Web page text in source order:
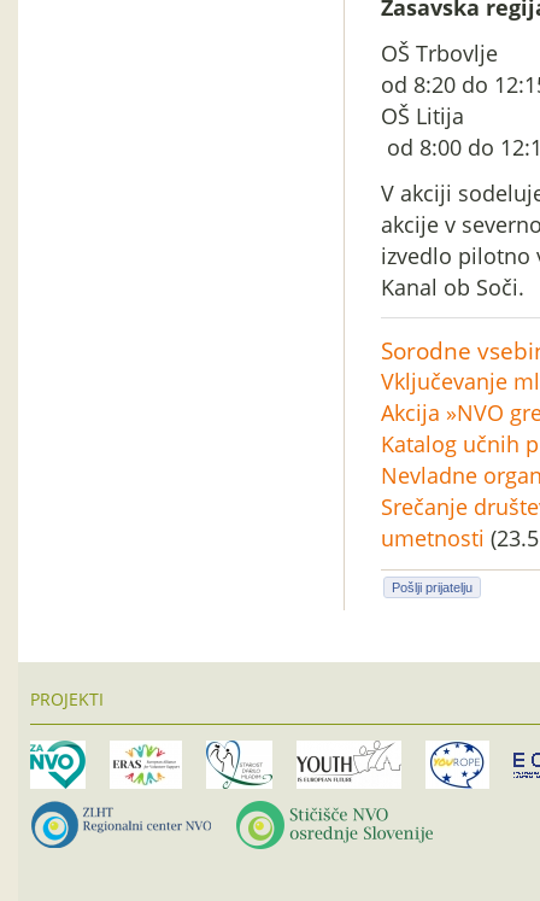
Zasavska
OŠ
od 8:20 do
OŠ
od 8:00 do
V akciji
akcije v
izvedlo pilotno
Kanal ob Soči.
Sorodne
Vključevanje
Akcija »NVO
Katalog učnih
Nevladne
Srečanje
umetnosti
Pošlji prijatelju
PROJEKTI